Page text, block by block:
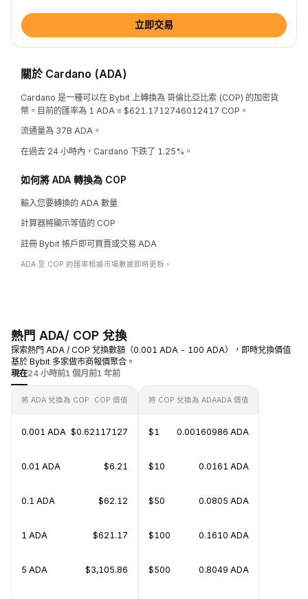
立即交易
關於 Cardano (ADA)
Cardano 是一種可以在 Bybit 上轉換為 哥倫比亞比索 (COP) 的加密貨
幣。目前的匯率為 1 ADA = $621.1712746012417 COP。
流通量為 37B ADA。
在過去 24 小時內，Cardano 下跌了 1.25%。
如何將 ADA 轉換為 COP
輸入您要轉換的 ADA 數量
計算器將顯示等值的 COP
註冊 Bybit 帳戶即可買賣或交易 ADA
ADA 至 COP 的匯率根據市場數據即時更新。
熱門 ADA/ COP 兌換
探索熱門 ADA / COP 兌換數額（0.001 ADA - 100 ADA），即時兌換價值
基於 Bybit 多家做市商報價聚合。
現在24 小時前1 個月前1 年前
將 ADA 兌換為 COP COP 價值
0.001 ADA $0.62117127
0.01 ADA $6.21
0.1 ADA $62.12
1 ADA $621.17
5 ADA $3,105.86
將 COP 兌換為 ADAADA 價值
$1 0.00160986 ADA
$10 0.0161 ADA
$50 0.0805 ADA
$100 0.1610 ADA
$500 0.8049 ADA